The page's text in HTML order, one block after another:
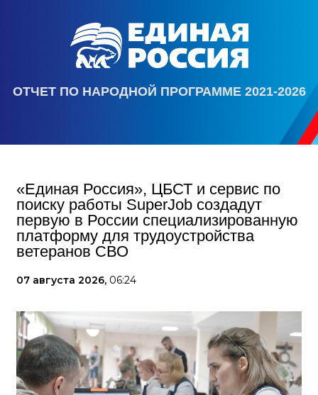
ОТЧЕТ ПО НАРОДНОЙ ПРОГРАММЕ 2021-2026
«Единая Россия», ЦБСТ и сервис по
поиску работы SuperJob создадут
первую в России специализированную
платформу для трудоустройства
ветеранов СВО
07 августа 2026, 06:24